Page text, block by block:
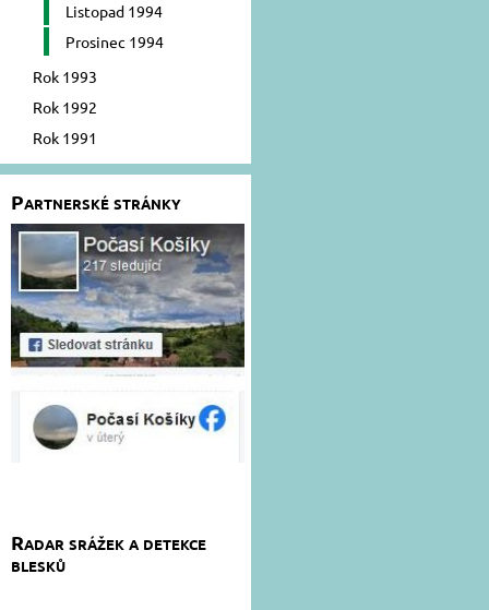
Listopad 1994
Prosinec 1994
Rok 1993
Rok 1992
Rok 1991
Partnerské stránky
Radar srážek a detekce
blesků